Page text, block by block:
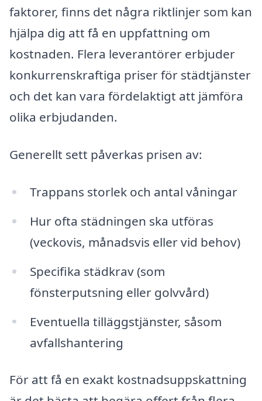
faktorer, finns det några riktlinjer som kan
hjälpa dig att få en uppfattning om
kostnaden. Flera leverantörer erbjuder
konkurrenskraftiga priser för städtjänster
och det kan vara fördelaktigt att jämföra
olika erbjudanden.
Generellt sett påverkas prisen av:
Trappans storlek och antal våningar
Hur ofta städningen ska utföras
(veckovis, månadsvis eller vid behov)
Specifika städkrav (som
fönsterputsning eller golvvård)
Eventuella tilläggstjänster, såsom
avfallshantering
För att få en exakt kostnadsuppskattning